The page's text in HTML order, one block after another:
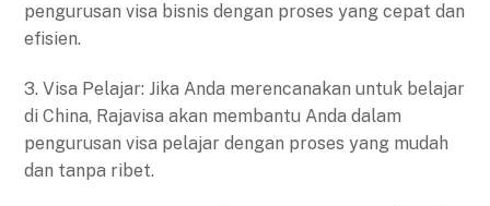
pengurusan visa bisnis dengan proses yang cepat dan
efisien.
3. Visa Pelajar: Jika Anda merencanakan untuk belajar
di China, Rajavisa akan membantu Anda dalam
pengurusan visa pelajar dengan proses yang mudah
dan tanpa ribet.